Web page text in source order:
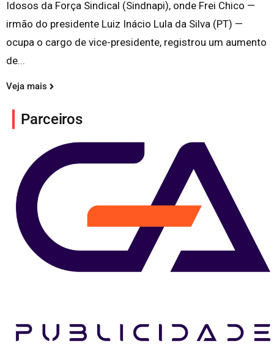
Idosos da Força Sindical (Sindnapi), onde Frei Chico —
irmão do presidente Luiz Inácio Lula da Silva (PT) —
ocupa o cargo de vice-presidente, registrou um aumento
de...
Veja mais
Parceiros